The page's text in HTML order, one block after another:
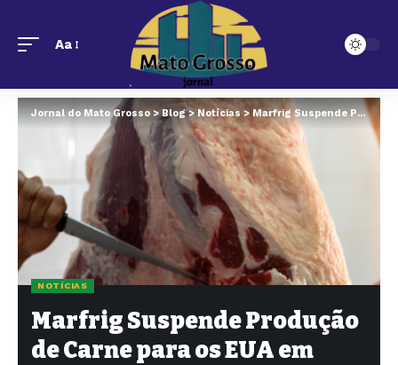
Aa
Jornal do Mato Grosso > Blog>Notícias > Marfrig Suspende Produção de Carne para os EUA em Mato Grosso e Enfrenta Desafios na Exportação
NOTÍCIAS
Marfrig Suspende Produção
de Carne para os EUA em